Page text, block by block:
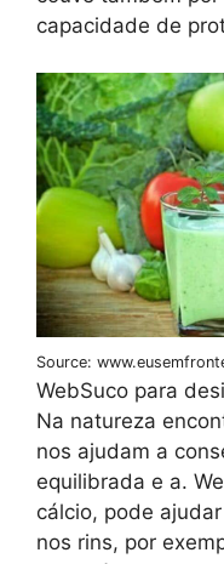
capacidade de
Source:
WebSuco para
Na natureza
nos ajudam a
equilibrada e a.
cálcio, pode
nos rins, por